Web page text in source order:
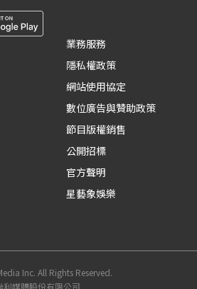
業務服務
隱私權政策
網站使用協定
數位廣告與贊助政策
節目版權銷售
公開招標
官方聲明
星藝象娛樂
Inc. All Rights Reserved.
利媒體股份有限公司